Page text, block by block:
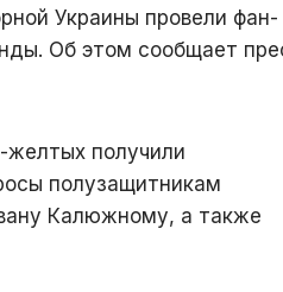
Украины провели фан-
Об этом сообщает
желтых получили
полузащитникам
Калюжному, а также